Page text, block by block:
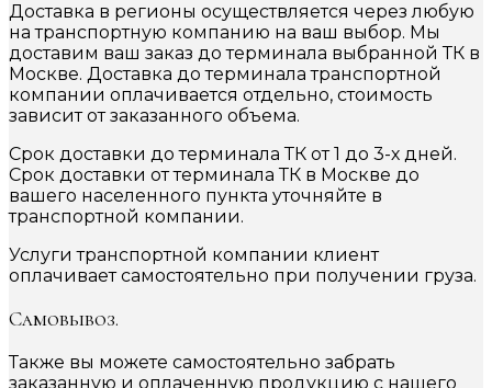
Доставка в регионы осуществляется через любую
на транспортную компанию на ваш выбор. Мы
доставим ваш заказ до терминала выбранной ТК в
Москве. Доставка до терминала транспортной
компании оплачивается отдельно, стоимость
зависит от заказанного объема.
Срок доставки до терминала ТК от 1 до 3-х дней.
Срок доставки от терминала ТК в Москве до
вашего населенного пункта уточняйте в
транспортной компании.
Услуги транспортной компании клиент
оплачивает самостоятельно при получении груза.
Самовывоз.
Также вы можете самостоятельно забрать
заказанную и оплаченную продукцию с нашего